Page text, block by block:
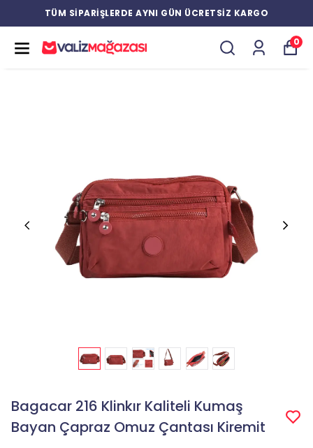
TÜM SİPARİŞLERDE AYNI GÜN ÜCRETSİZ KARGO
0
Bagacar 216 Klinkır Kaliteli Kumaş
Bayan Çapraz Omuz Çantası Kiremit